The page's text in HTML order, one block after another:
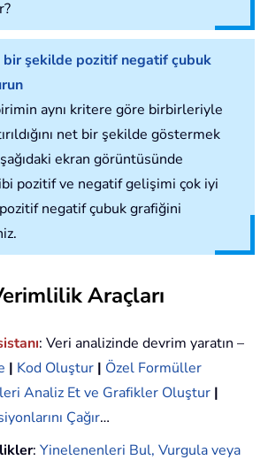
bir şekilde pozitif negatif çubuk
aynı kritere göre birbirleriyle
net bir şekilde göstermek
ekran görüntüsünde
pozitif ve negatif gelişimi çok iyi
negatif çubuk grafiğini
Araçları
: Veri analizinde devrim yaratın –
| Kod Oluştur | Özel Formüller
Analiz Et ve Grafikler Oluştur |
Çağır…
: Yinelenenleri Bul, Vurgula veya